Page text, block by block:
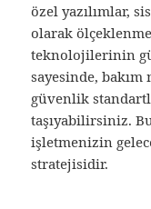
özel yazılımlar,
olarak
teknolojilerinin
sayesinde,
güvenlik
taşıyabilirsiniz.
işletmenizin
stratejisidir.